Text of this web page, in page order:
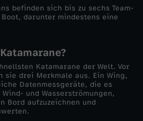
befinden sich bis zu sechs Team-
darunter mindestens eine
Katamarane der Welt. Vor
sie drei Merkmale aus. Ein Wing,
Datenmessgeräte, die es
und Wasserströmungen,
Bord aufzuzeichnen und